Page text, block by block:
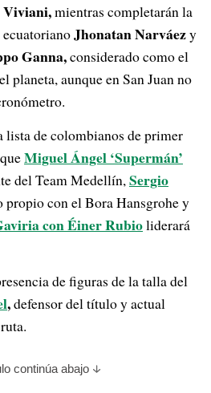
mientras completarán la
Jhonatan Narváezy
Ganna,considerado como el
planeta, aunque en San Juan no
lista de colombianos de primer
Miguel Ángel ‘Supermán’
del Team Medellín,Sergio
propio con el Bora Hansgrohe y
con Éiner Rubioliderará
de figuras de la talla del
,defensor del título y actual
continúa abajo